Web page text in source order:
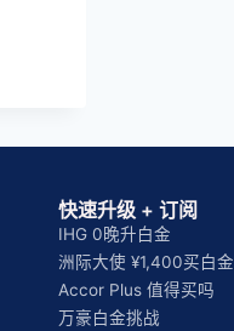
快速升级 + 订阅
IHG 0晚升白金
洲际大使 ¥1,400买白金
Accor Plus 值得买吗
万豪白金挑战